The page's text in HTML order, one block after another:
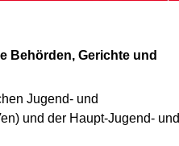
Jugend- und
und der Haupt-Jugend- und